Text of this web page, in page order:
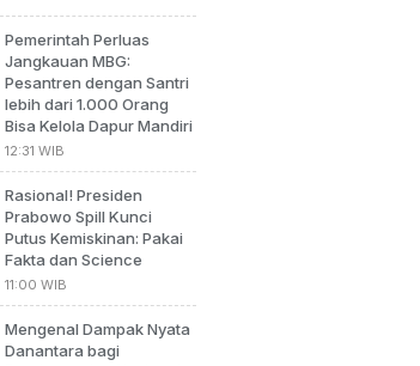
Pemerintah Perluas
Jangkauan MBG:
Pesantren dengan Santri
lebih dari 1.000 Orang
Bisa Kelola Dapur Mandiri
12:31 WIB
Rasional! Presiden
Prabowo Spill Kunci
Putus Kemiskinan: Pakai
Fakta dan Science
11:00 WIB
Mengenal Dampak Nyata
Danantara bagi